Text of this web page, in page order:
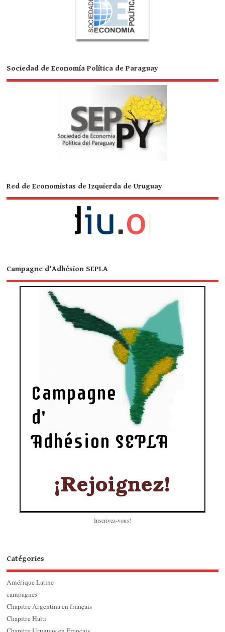
Sociedad de Economía Política de Paraguay
Red de Economistas de Izquierda de Uruguay
Campagne d’Adhésion SEPLA
Inscrivez-vous!
Catégories
Amérique Latine
campagnes
Chapitre Argentina en français
Chapitre Haïti